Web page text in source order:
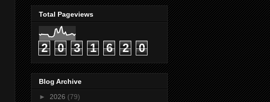
Total Pageviews
2 0 3 1 6 2 0
Blog Archive
► 2026 (79)